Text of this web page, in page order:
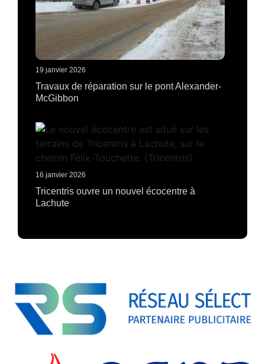
19 janvier 2026
Travaux de réparation sur le pont Alexander-
McGibbon
16 janvier 2026
Tricentris ouvre un nouvel écocentre à
Lachute